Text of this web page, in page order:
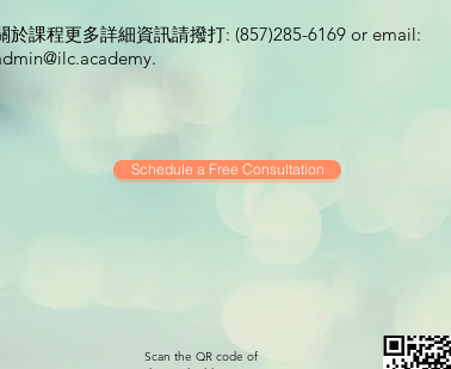
於課程更多詳細資訊請撥打: (857)285-6169 or email:
.
Schedule a Free Consultation
Scan the QR code of